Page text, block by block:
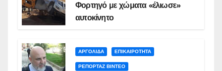
Φορτηγό με χώματα «έλιωσε»
αυτοκίνητο
ΑΡΓΟΛΙΔΑ ΕΠΙΚΑΙΡΟΤΗΤΑ
ΡΕΠΟΡΤΑΖ ΒΙΝΤΕΟ